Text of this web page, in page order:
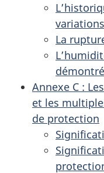
La
Annexe C :
et les
de protection